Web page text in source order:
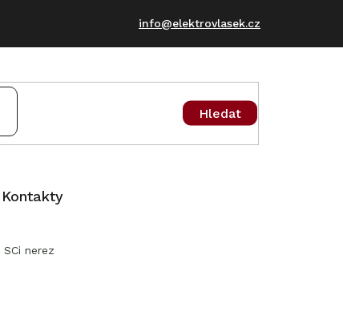
info@elektrovlasek.cz
Hledat
Kontakty
nerez